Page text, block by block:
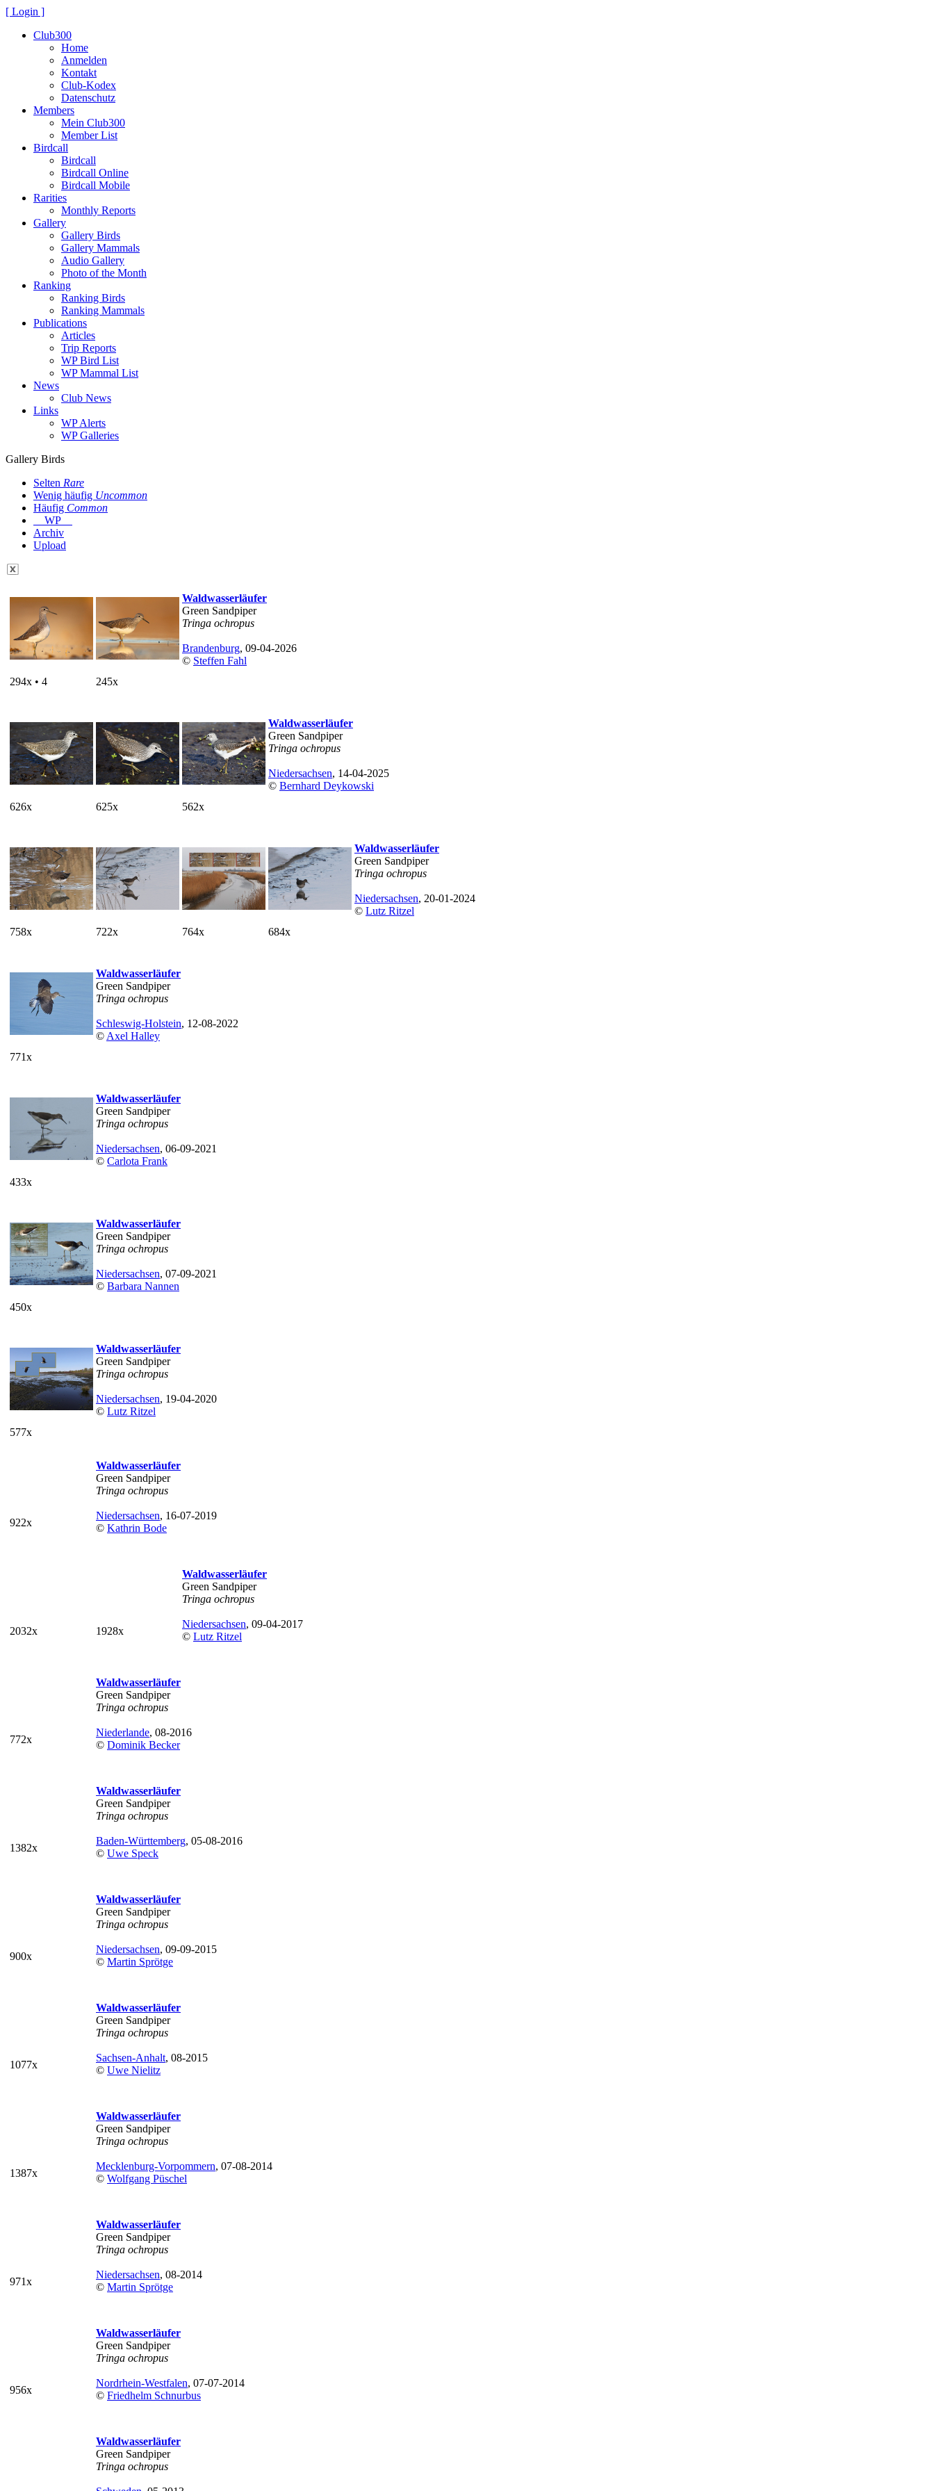
[ Login ]
Club300
Home
Anmelden
Kontakt
Club-Kodex
Datenschutz
Members
Mein Club300
Member List
Birdcall
Birdcall
Birdcall Online
Birdcall Mobile
Rarities
Monthly Reports
Gallery
Gallery Birds
Gallery Mammals
Audio Gallery
Photo of the Month
Ranking
Ranking Birds
Ranking Mammals
Publications
Articles
Trip Reports
WP Bird List
WP Mammal List
News
Club News
Links
WP Alerts
WP Galleries
Gallery Birds
Selten Rare
Wenig häufig Uncommon
Häufig Common
WP
Archiv
Upload
294x • 4 245x
Waldwasserläufer
Green Sandpiper
Tringa ochropus
Brandenburg, 09-04-2026
© Steffen Fahl
626x 625x 562x
Waldwasserläufer
Green Sandpiper
Tringa ochropus
Niedersachsen, 14-04-2025
© Bernhard Deykowski
758x 722x 764x 684x
Waldwasserläufer
Green Sandpiper
Tringa ochropus
Niedersachsen, 20-01-2024
© Lutz Ritzel
771x
Waldwasserläufer
Green Sandpiper
Tringa ochropus
Schleswig-Holstein, 12-08-2022
© Axel Halley
433x
Waldwasserläufer
Green Sandpiper
Tringa ochropus
Niedersachsen, 06-09-2021
© Carlota Frank
450x
Waldwasserläufer
Green Sandpiper
Tringa ochropus
Niedersachsen, 07-09-2021
© Barbara Nannen
577x
Waldwasserläufer
Green Sandpiper
Tringa ochropus
Niedersachsen, 19-04-2020
© Lutz Ritzel
922x
Waldwasserläufer
Green Sandpiper
Tringa ochropus
Niedersachsen, 16-07-2019
© Kathrin Bode
2032x 1928x
Waldwasserläufer
Green Sandpiper
Tringa ochropus
Niedersachsen, 09-04-2017
© Lutz Ritzel
772x
Waldwasserläufer
Green Sandpiper
Tringa ochropus
Niederlande, 08-2016
© Dominik Becker
1382x
Waldwasserläufer
Green Sandpiper
Tringa ochropus
Baden-Württemberg, 05-08-2016
© Uwe Speck
900x
Waldwasserläufer
Green Sandpiper
Tringa ochropus
Niedersachsen, 09-09-2015
© Martin Sprötge
1077x
Waldwasserläufer
Green Sandpiper
Tringa ochropus
Sachsen-Anhalt, 08-2015
© Uwe Nielitz
1387x
Waldwasserläufer
Green Sandpiper
Tringa ochropus
Mecklenburg-Vorpommern, 07-08-2014
© Wolfgang Püschel
971x
Waldwasserläufer
Green Sandpiper
Tringa ochropus
Niedersachsen, 08-2014
© Martin Sprötge
956x
Waldwasserläufer
Green Sandpiper
Tringa ochropus
Nordrhein-Westfalen, 07-07-2014
© Friedhelm Schnurbus
Waldwasserläufer
Green Sandpiper
Tringa ochropus